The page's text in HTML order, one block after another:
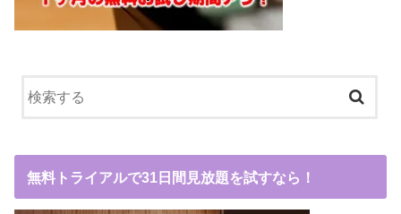
無料トライアルで31日間見放題を試すなら！